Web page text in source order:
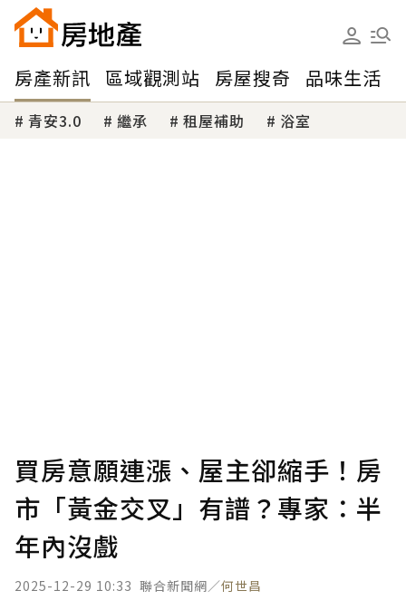
房產新訊 區域觀測站 房屋搜奇 品味生活
青安3.0 繼承 租屋補助 浴室
買房意願連漲、屋主卻縮手！房
市「黃金交叉」有譜？專家：半
年內沒戲
2025-12-29 10:33 聯合新聞網／何世昌